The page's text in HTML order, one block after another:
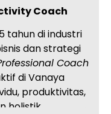
Coach
tahun di industri
dan strategi
Coach
di Vanaya
produktivitas,
holistik.